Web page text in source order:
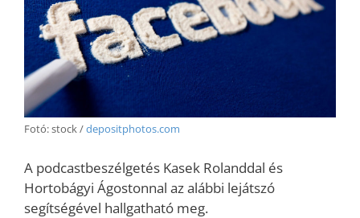
Fotó: stock /depositphotos.com
A podcastbeszélgetés Kasek Rolanddal és
Hortobágyi Ágostonnal az alábbi lejátszó
segítségével hallgatható meg.